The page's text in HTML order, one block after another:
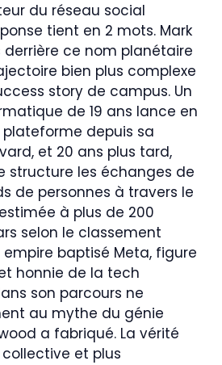
du réseau social
tient en 2 mots. Mark
derrière ce nom planétaire
bien plus complexe
story de campus. Un
de 19 ans lance en
depuis sa
et 20 ans plus tard,
structure les échanges de
de personnes à travers le
à plus de 200
selon le classement
empire baptisé Meta, figure
honnie de la tech
son parcours ne
au mythe du génie
a fabriqué. La vérité
et plus